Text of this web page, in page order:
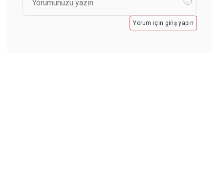
Yorum için giriş yapın